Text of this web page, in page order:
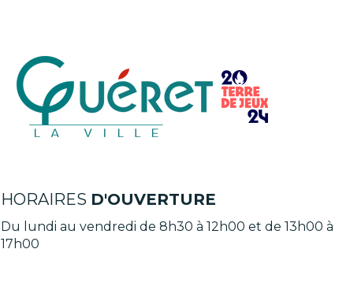
HORAIRES D'OUVERTURE
Du lundi au vendredi de 8h30 à 12h00 et de 13h00 à
17h00